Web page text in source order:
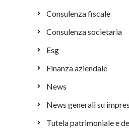
Consulenza fiscale
Consulenza societaria
Esg
Finanza aziendale
News
News generali su
Tutela patrimoniale e